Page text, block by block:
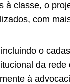
à classe, o
com
o
da
à